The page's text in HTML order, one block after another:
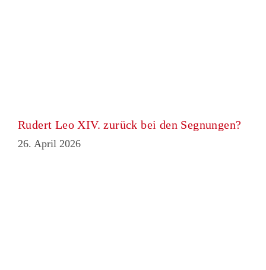
Rudert Leo XIV. zurück bei den Segnungen?
26. April 2026